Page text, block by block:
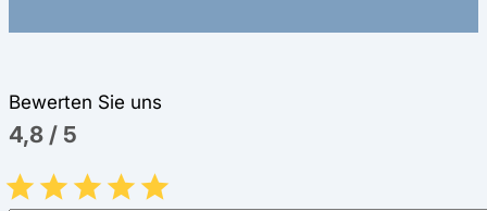
Bewerten Sie uns
4,8 / 5